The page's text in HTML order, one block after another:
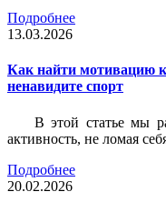
Подробнее
13.03.2026
Как найти мотивацию
ненавидите спорт
В этой статье мы
активность, не ломая
Подробнее
20.02.2026